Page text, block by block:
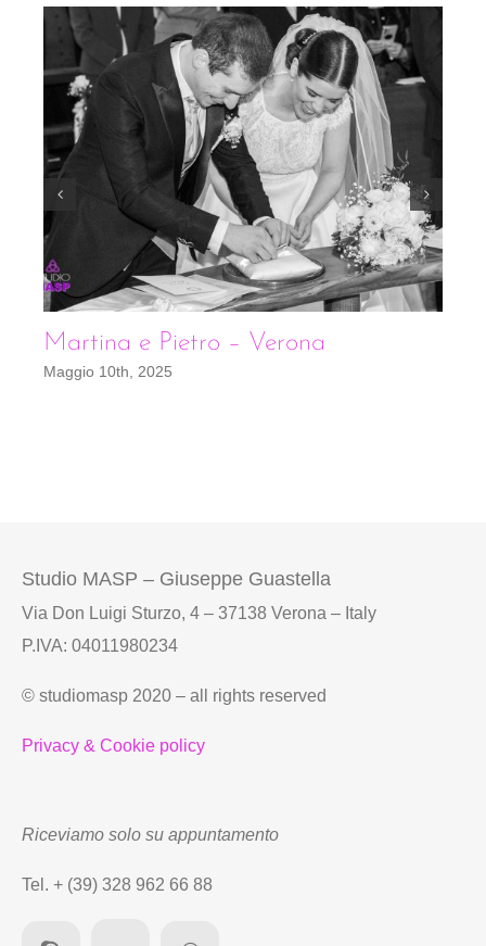
Martina e Pietro – Verona
Maggio 10th, 2025
Studio MASP – Giuseppe Guastella
Via Don Luigi Sturzo, 4 – 37138 Verona – Italy
P.IVA: 04011980234
© studiomasp 2020 – all rights reserved
Privacy & Cookie policy
Riceviamo solo su appuntamento
Tel. + (39) 328 962 66 88